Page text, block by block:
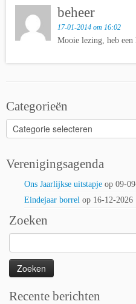
beheer
17-01-2014 om 16:02
Mooie lezing, heb een
Categorieën
Categorieën
Verenigingsagenda
Ons Jaarlijkse uitstapje op 09-
Eindejaar borrel op 16-12-2026
Zoeken
naar:
Recente berichten